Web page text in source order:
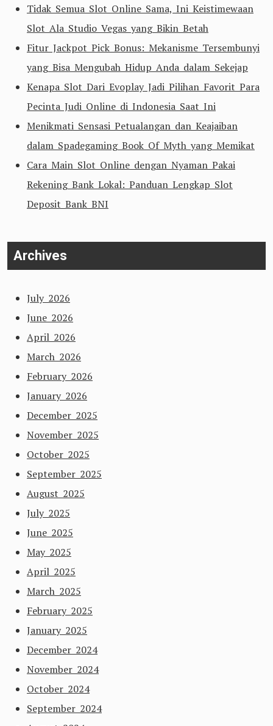
Tidak Semua Slot Online Sama, Ini Keistimewaan
Slot Ala Studio Vegas yang Bikin Betah
Fitur Jackpot Pick Bonus: Mekanisme Tersembunyi
yang Bisa Mengubah Hidup Anda dalam Sekejap
Kenapa Slot Dari Evoplay Jadi Pilihan Favorit Para
Pecinta Judi Online di Indonesia Saat Ini
Menikmati Sensasi Petualangan dan Keajaiban
dalam Spadegaming Book Of Myth yang Memikat
Cara Main Slot Online dengan Nyaman Pakai
Rekening Bank Lokal: Panduan Lengkap Slot
Deposit Bank BNI
Archives
July 2026
June 2026
April 2026
March 2026
February 2026
January 2026
December 2025
November 2025
October 2025
September 2025
August 2025
July 2025
June 2025
May 2025
April 2025
March 2025
February 2025
January 2025
December 2024
November 2024
October 2024
September 2024